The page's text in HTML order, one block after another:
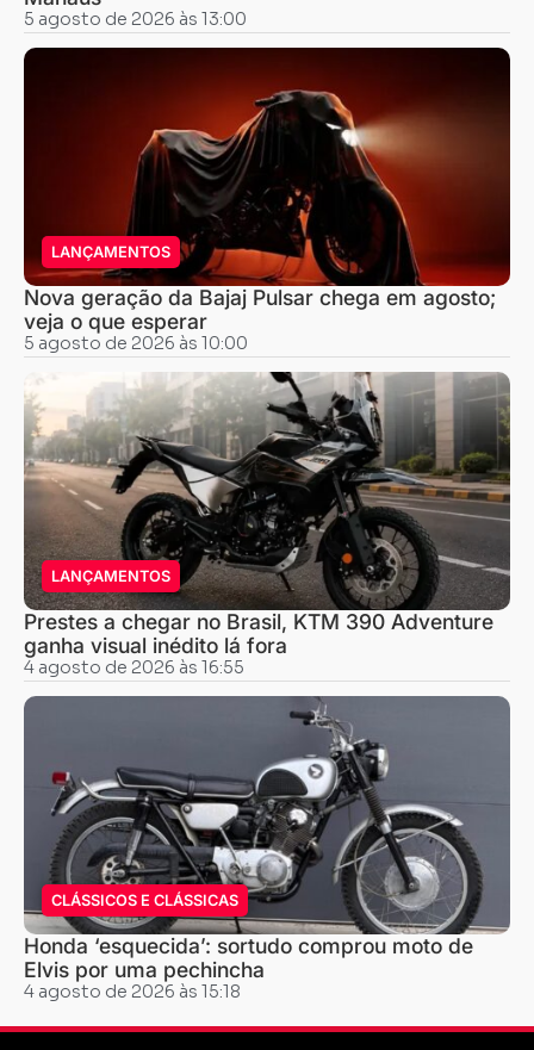
5 agosto de 2026 às 13:00
LANÇAMENTOS
Nova geração da Bajaj Pulsar chega em agosto;
veja o que esperar
5 agosto de 2026 às 10:00
LANÇAMENTOS
Prestes a chegar no Brasil, KTM 390 Adventure
ganha visual inédito lá fora
4 agosto de 2026 às 16:55
CLÁSSICOS E CLÁSSICAS
Honda ‘esquecida’: sortudo comprou moto de
Elvis por uma pechincha
4 agosto de 2026 às 15:18